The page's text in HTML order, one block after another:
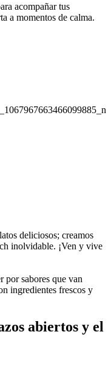
acompañar tus
a momentos de calma.
deliciosos; creamos
inolvidable. ¡Ven y vive
por sabores que van
ingredientes frescos y
abiertos y el